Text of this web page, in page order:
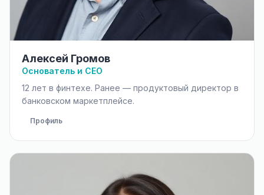
Алексей Громов
Основатель и CEO
12 лет в финтехе. Ранее — продуктовый директор в
банковском маркетплейсе.
Профиль